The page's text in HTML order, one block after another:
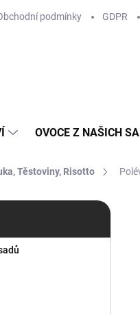
podmínky GDPR
OVOCE Z NAŠICH
Těstoviny, Risotto